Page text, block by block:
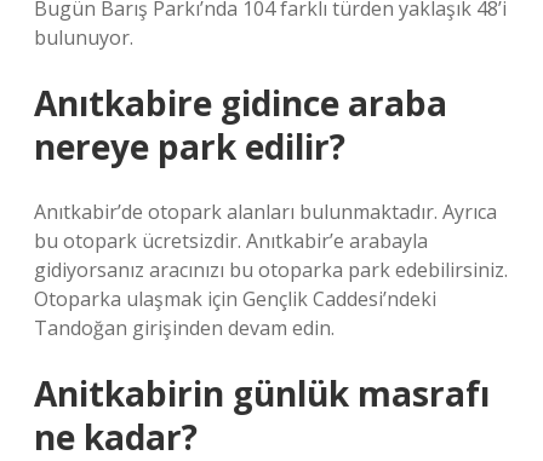
Bugün Barış Parkı’nda 104 farklı türden yaklaşık 48’i
bulunuyor.
Anıtkabire gidince araba
nereye park edilir?
Anıtkabir’de otopark alanları bulunmaktadır. Ayrıca
bu otopark ücretsizdir. Anıtkabir’e arabayla
gidiyorsanız aracınızı bu otoparka park edebilirsiniz.
Otoparka ulaşmak için Gençlik Caddesi’ndeki
Tandoğan girişinden devam edin.
Anitkabirin günlük masrafı
ne kadar?